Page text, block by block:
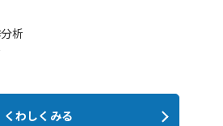
析
くわしくみる